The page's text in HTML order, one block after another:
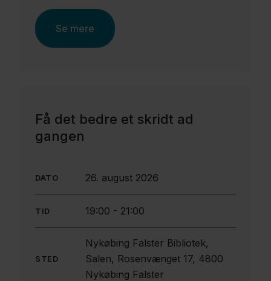
Se mere
Få det bedre et skridt ad
gangen
DATO 26. august 2026
TID 19:00 - 21:00
STED
Nykøbing Falster Bibliotek,
Salen, Rosenvænget 17, 4800
Nykøbing Falster